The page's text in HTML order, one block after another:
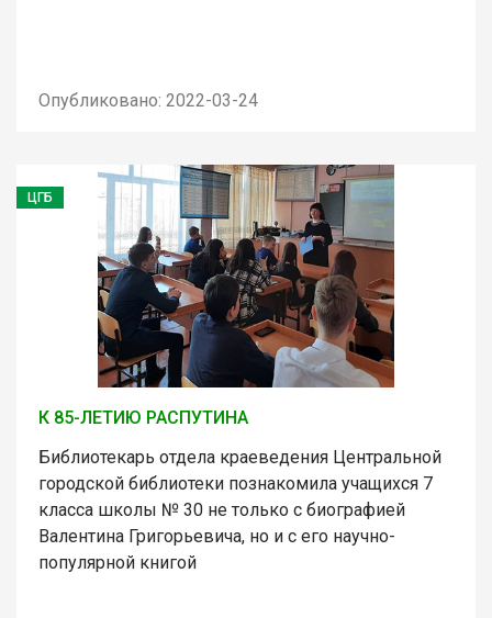
Опубликовано: 2022-03-24
ЦГБ
К 85-ЛЕТИЮ РАСПУТИНА
Библиотекарь отдела краеведения Центральной
городской библиотеки познакомила учащихся 7
класса школы № 30 не только с биографией
Валентина Григорьевича, но и с его научно-
популярной книгой